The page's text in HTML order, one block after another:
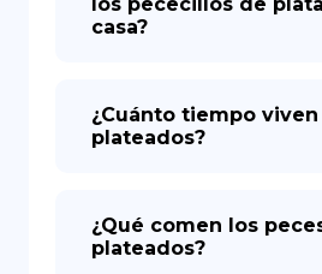
casa?
¿Cuánto tiempo
plateados?
¿Qué comen los
plateados?